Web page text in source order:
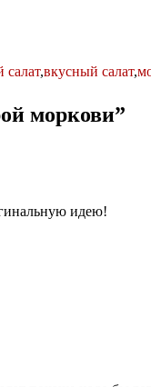
,вкусный салат,
моркови”
идею!